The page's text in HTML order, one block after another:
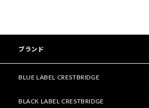
ブランド
BLUE LABEL CRESTBRIDGE
BLACK LABEL CRESTBRIDGE